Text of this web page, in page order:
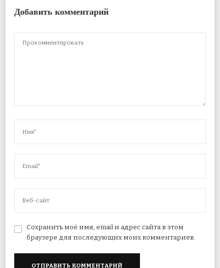
Добавить комментарий
Сохранить моё имя, email и адрес сайта в этом
браузере для последующих моих комментариев.